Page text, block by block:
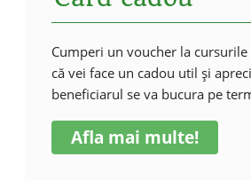
Cumperi un voucher la
că vei face un cadou util și
beneficiarul se va bucura pe
Afla mai multe!